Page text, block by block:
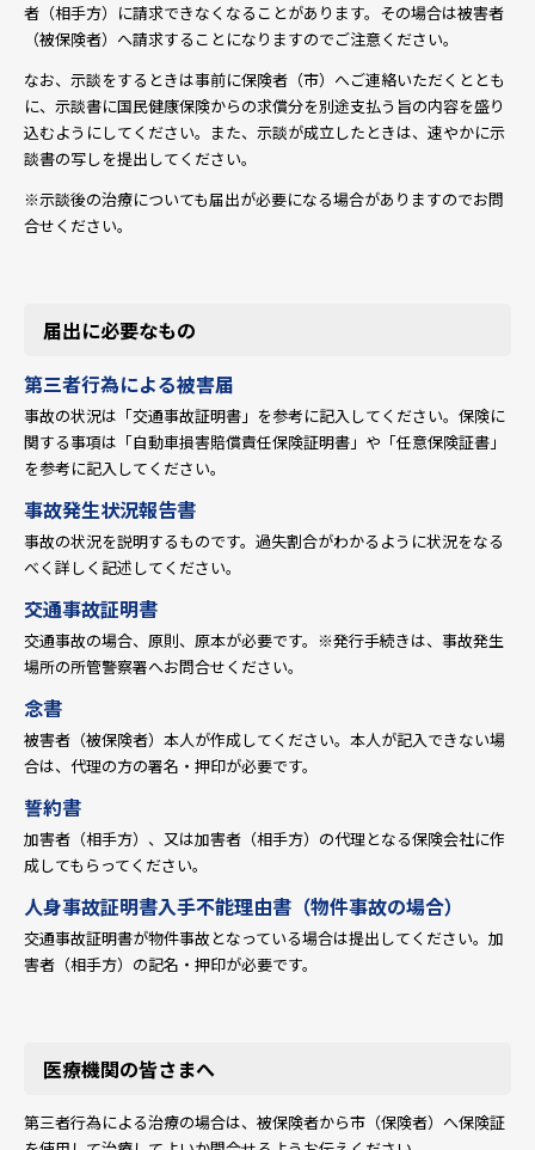
者（相手方）に請求できなくなることがあります。その場合は被害者
（被保険者）へ請求することになりますのでご注意ください。
なお、示談をするときは事前に保険者（市）へご連絡いただくととも
に、示談書に国民健康保険からの求償分を別途支払う旨の内容を盛り
込むようにしてください。また、示談が成立したときは、速やかに示
談書の写しを提出してください。
※示談後の治療についても届出が必要になる場合がありますのでお問
合せください。
届出に必要なもの
第三者行為による被害届
事故の状況は「交通事故証明書」を参考に記入してください。保険に
関する事項は「自動車損害賠償責任保険証明書」や「任意保険証書」
を参考に記入してください。
事故発生状況報告書
事故の状況を説明するものです。過失割合がわかるように状況をなる
べく詳しく記述してください。
交通事故証明書
交通事故の場合、原則、原本が必要です。※発行手続きは、事故発生
場所の所管警察署へお問合せください。
念書
被害者（被保険者）本人が作成してください。本人が記入できない場
合は、代理の方の署名・押印が必要です。
誓約書
加害者（相手方）、又は加害者（相手方）の代理となる保険会社に作
成してもらってください。
人身事故証明書入手不能理由書（物件事故の場合）
交通事故証明書が物件事故となっている場合は提出してください。加
害者（相手方）の記名・押印が必要です。
医療機関の皆さまへ
第三者行為による治療の場合は、被保険者から市（保険者）へ保険証